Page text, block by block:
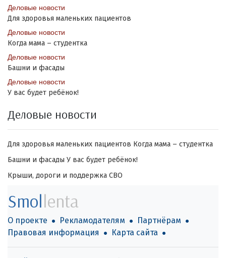
Деловые новости
Для здоровья маленьких пациентов
Деловые новости
Когда мама – студентка
Деловые новости
Башни и фасады
Деловые новости
У вас будет ребёнок!
Деловые новости
Для здоровья маленьких пациентов Когда мама – студентка
Башни и фасады У вас будет ребёнок!
Крыши, дороги и поддержка СВО
Smollenta
О проекте Рекламодателям
Партнёрам
Правовая информация
Карта сайта